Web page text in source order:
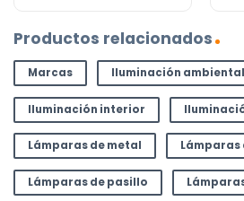
Productos relacionados
Marcas Iluminación ambiental
Iluminación interior
Lámparas de metal Lámparas
Lámparas de pasillo